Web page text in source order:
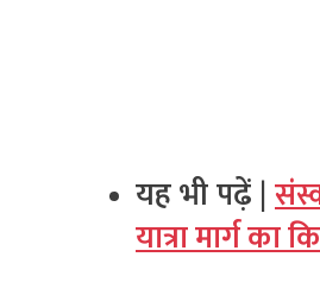
यह भी पढ़ें |
यात्रा मार्ग का